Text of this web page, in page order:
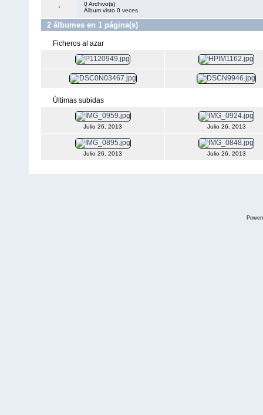
0 Archivo(s)
Álbum visto 0 veces
2 álbumes en 1 página(s)
Ficheros al azar
Últimas subidas
Julio 26, 2013 Julio 26, 2013
Julio 26, 2013 Julio 26, 2013